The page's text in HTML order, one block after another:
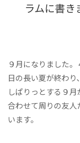
ラムに書き
９月になりました
日の長い夏が終わ
しぱりっとする９
合わせて周りの友人
います。